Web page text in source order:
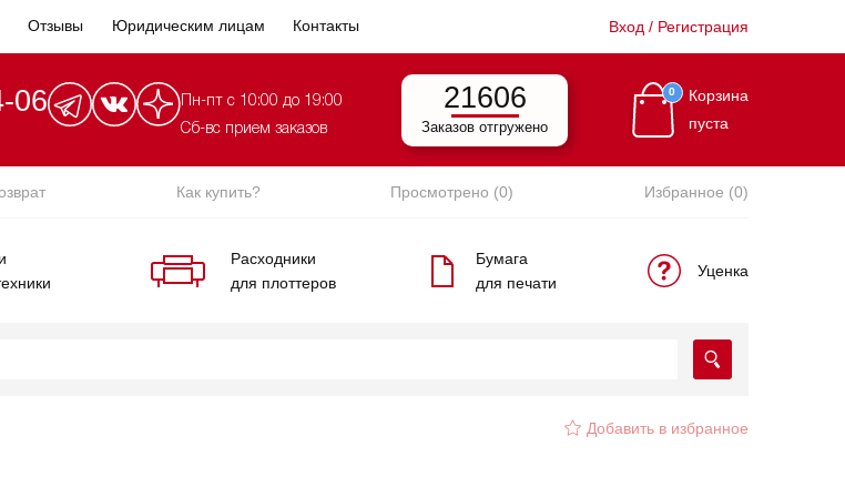
Отзывы Юридическим лицам Контакты Вход / Регистрация
06
Пн-пт с 10:00 до 19:00
Сб-вс прием заказов
21606
Заказов отгружено
0
Корзина
пуста
Как купить? Просмотрено (0) Избранное (0)
Расходники
для плоттеров
Бумага
для печати
Уценка
Добавить в избранное